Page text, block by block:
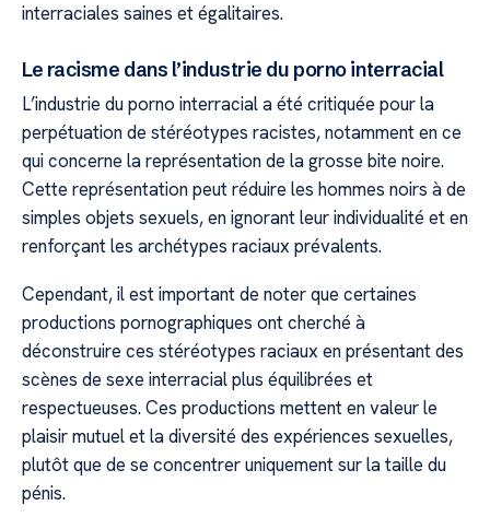
interraciales saines et égalitaires.
Le racisme dans l’industrie du porno interracial
L’industrie du porno interracial a été critiquée pour la
perpétuation de stéréotypes racistes, notamment en ce
qui concerne la représentation de la grosse bite noire.
Cette représentation peut réduire les hommes noirs à de
simples objets sexuels, en ignorant leur individualité et en
renforçant les archétypes raciaux prévalents.
Cependant, il est important de noter que certaines
productions pornographiques ont cherché à
déconstruire ces stéréotypes raciaux en présentant des
scènes de sexe interracial plus équilibrées et
respectueuses. Ces productions mettent en valeur le
plaisir mutuel et la diversité des expériences sexuelles,
plutôt que de se concentrer uniquement sur la taille du
pénis.